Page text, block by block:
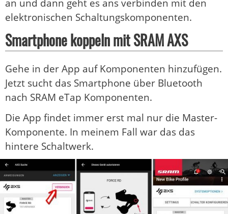
an und dann geht es ans verbinden mit den
elektronischen Schaltungskomponenten.
Smartphone koppeln mit SRAM AXS
Gehe in der App auf Komponenten hinzufügen.
Jetzt sucht das Smartphone über Bluetooth
nach SRAM eTap Komponenten.
Die App findet immer erst mal nur die Master-
Komponente. In meinem Fall war das das
hintere Schaltwerk.